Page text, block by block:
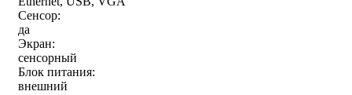
Сенсор:
да
Экран:
сенсорный
Блок питания:
внешний